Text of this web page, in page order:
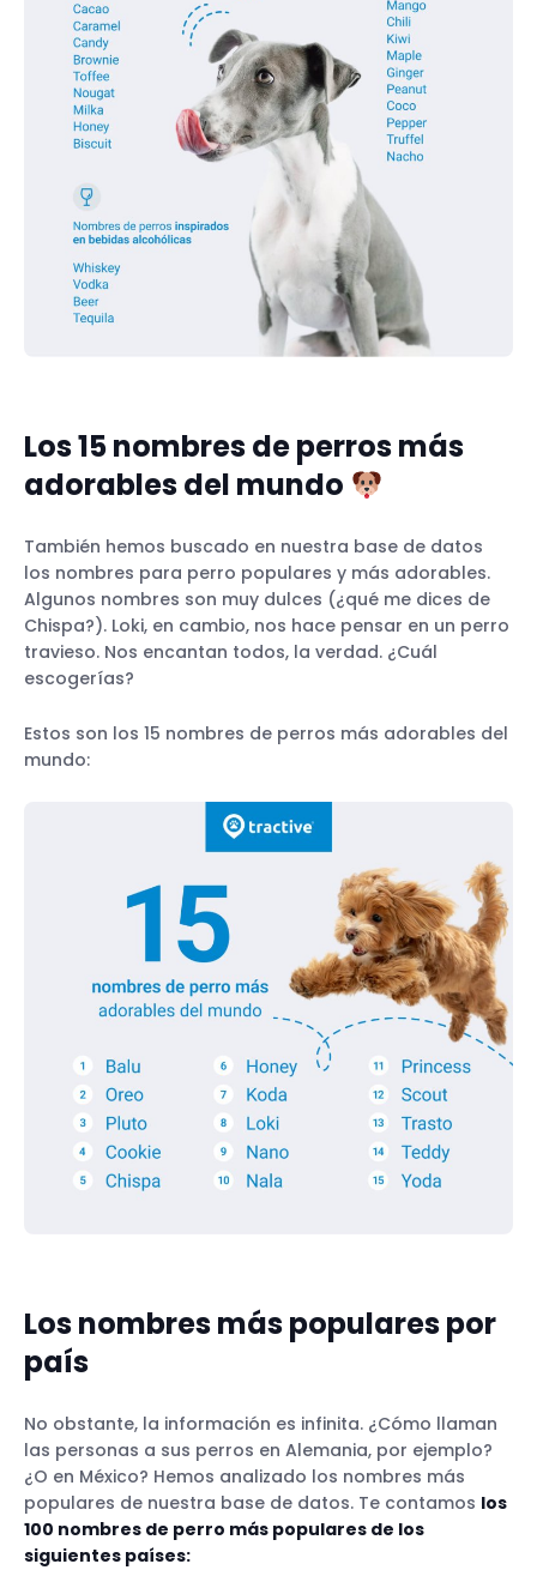
Los 15 nombres de perros más
adorables del mundo
También hemos buscado en nuestra base de datos
los nombres para perro populares y más adorables.
Algunos nombres son muy dulces (¿qué me dices de
Chispa?). Loki, en cambio, nos hace pensar en un perro
travieso. Nos encantan todos, la verdad. ¿Cuál
escogerías?
Estos son los 15 nombres de perros más adorables del
mundo:
Los nombres más populares por
país
No obstante, la información es infinita. ¿Cómo llaman
las personas a sus perros en Alemania, por ejemplo?
¿O en México? Hemos analizado los nombres más
populares de nuestra base de datos. Te contamos los
100 nombres de perro más populares de los
siguientes países: